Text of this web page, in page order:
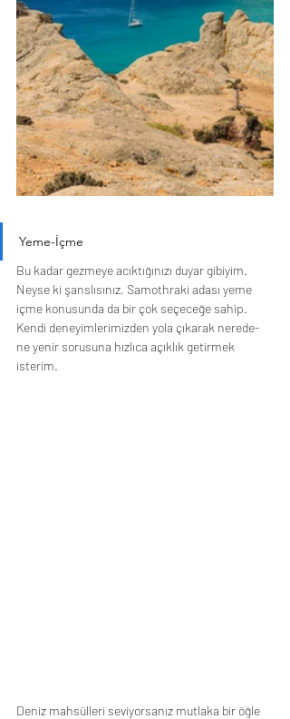
Yeme-İçme
Bu kadar gezmeye acıktığınızı duyar gibiyim.
Neyse ki şanslısınız, Samothraki adası yeme
içme konusunda da bir çok seçeceğe sahip.
Kendi deneyimlerimizden yola çıkarak nerede-
ne yenir sorusuna hızlıca açıklık getirmek
isterim.
Deniz mahsülleri seviyorsanız mutlaka bir öğle